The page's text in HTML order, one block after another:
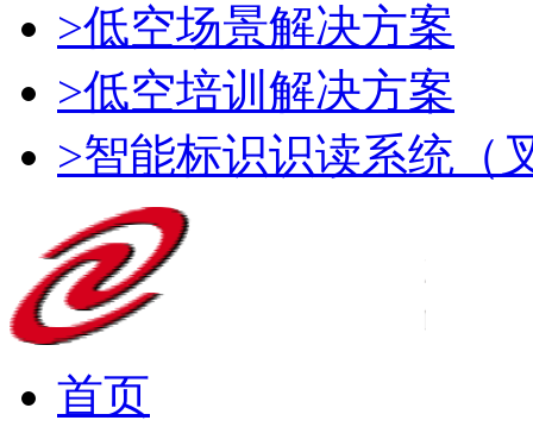
>低空场景解决方案
>低空培训解决方案
>智能标识识读系统（
首页